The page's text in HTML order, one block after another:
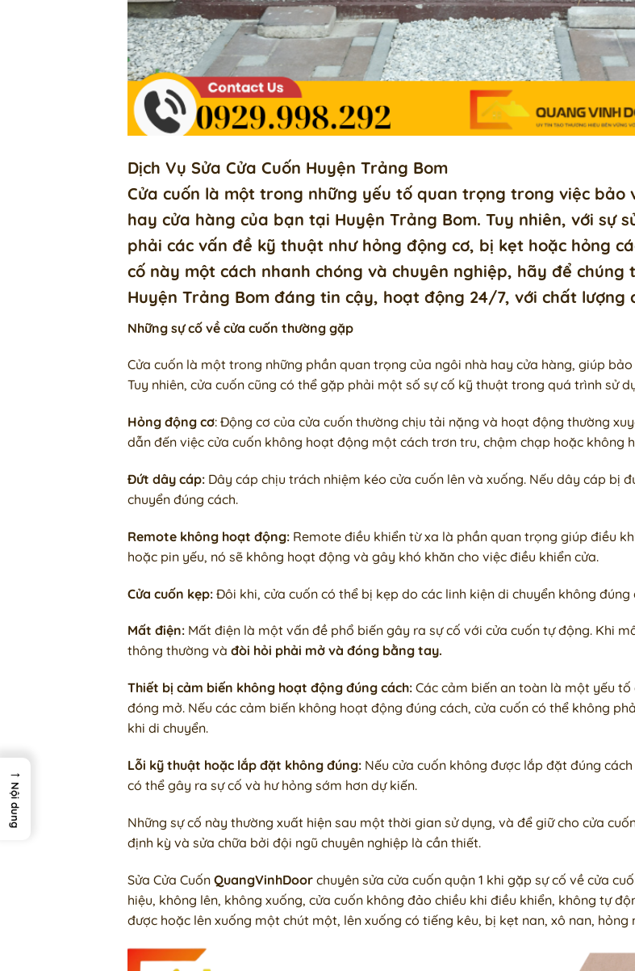
Dịch Vụ Sửa Cửa Cuốn Huyện Trảng Bom
Cửa cuốn là một trong những yếu tố quan trọng trong việc bảo
hay cửa hàng của bạn tại Huyện Trảng Bom. Tuy nhiên, với sự
phải các vấn đề kỹ thuật như hỏng động cơ, bị kẹt hoặc hỏng
cố này một cách nhanh chóng và chuyên nghiệp, hãy để chúng
Huyện Trảng Bom đáng tin cậy, hoạt động 24/7, với chất lượng
Những sự cố về cửa cuốn thường gặp
Cửa cuốn là một trong những phần quan trọng của ngôi nhà hay cửa hàng, giúp
Tuy nhiên, cửa cuốn cũng có thể gặp phải một số sự cố kỹ thuật trong quá trình sử
Hỏng động cơ: Động cơ của cửa cuốn thường chịu tải nặng và hoạt động thường
dẫn đến việc cửa cuốn không hoạt động một cách trơn tru, chậm chạp hoặc không
Đứt dây cáp:Dây cáp chịu trách nhiệm kéo cửa cuốn lên và xuống. Nếu dây cáp bị
chuyển đúng cách.
Remote không hoạt động:Remote điều khiển từ xa là phần quan trọng giúp điều
hoặc pin yếu, nó sẽ không hoạt động và gây khó khăn cho việc điều khiển cửa.
Cửa cuốn kẹp:Đôi khi, cửa cuốn có thể bị kẹp do các linh kiện di chuyển không đúng
Mất điện:Mất điện là một vấn đề phổ biến gây ra sự cố với cửa cuốn tự động. Khi
thông thường và đòi hỏi phải mở và đóng bằng tay.
Thiết bị cảm biến không hoạt động đúng cách:Các cảm biến an toàn là một yếu
đóng mở. Nếu các cảm biến không hoạt động đúng cách, cửa cuốn có thể không
khi di chuyển.
Lỗi kỹ thuật hoặc lắp đặt không đúng:Nếu cửa cuốn không được lắp đặt đúng
có thể gây ra sự cố và hư hỏng sớm hơn dự kiến.
Những sự cố này thường xuất hiện sau một thời gian sử dụng, và để giữ cho cửa
định kỳ và sửa chữa bởi đội ngũ chuyên nghiệp là cần thiết.
Sửa Cửa Cuốn QuangVinhDoorchuyên sửa cửa cuốn quận 1 khi gặp sự cố về cửa
hiệu, không lên, không xuống, cửa cuốn không đảo chiều khi điều khiển, không tự
được hoặc lên xuống một chút một, lên xuống có tiếng kêu, bị kẹt nan, xô nan, hỏng
→
Nội dung